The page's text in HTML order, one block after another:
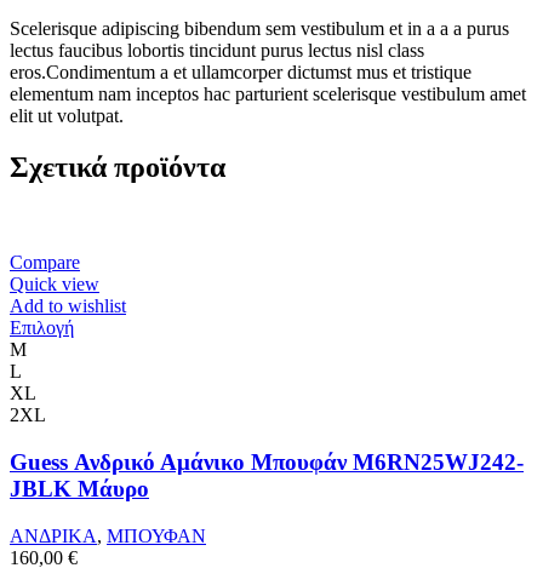
Scelerisque adipiscing bibendum sem vestibulum et in a a a purus
lectus faucibus lobortis tincidunt purus lectus nisl class
eros.Condimentum a et ullamcorper dictumst mus et tristique
elementum nam inceptos hac parturient scelerisque vestibulum amet
elit ut volutpat.
Σχετικά προϊόντα
Compare
Quick view
Add to wishlist
ΕπιλογήΑυτό
Οι
επιλογές
μπορούν
επιλεγούν
M
L
XL
2XL
Guess Ανδρικό Αμάνικο Μπουφάν M6RN25WJ242-
JBLK Μάυρο
ΑΝΔΡΙΚΑ, ΜΠΟΥΦΑΝ
160,00 €